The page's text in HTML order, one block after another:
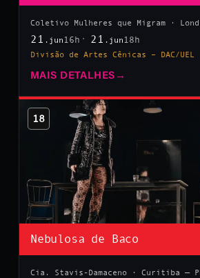
Coletivo Mulheres que Migram ·
21 .jun 16h 21 .jun 18h
Divisão de Artes Cênicas – DAC/UEL
MAIS DETALHES →
18
Nebulosa de Baco
Cia. Stavis-Damaceno · Curitiba —